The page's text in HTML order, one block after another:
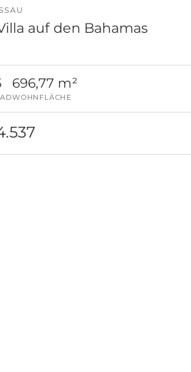
auf den Bahamas
696,77 m²
WOHNFLÄCHE